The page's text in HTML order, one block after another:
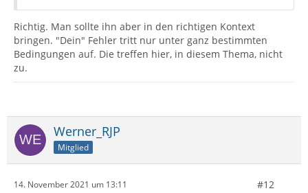
Richtig. Man sollte ihn aber in den richtigen Kontext
bringen. "Dein" Fehler tritt nur unter ganz bestimmten
Bedingungen auf. Die treffen hier, in diesem Thema, nicht
zu.
Werner_RJP
Mitglied
14. November 2021 um 13:11 #12